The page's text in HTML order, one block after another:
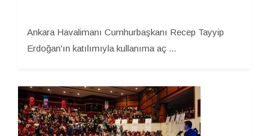
Ankara Havalimanı Cumhurbaşkanı Recep Tayyip
Erdoğan'ın katılımıyla kullanıma aç ...